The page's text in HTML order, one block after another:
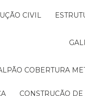
CIVIL
COBERTURA
CONSTRUÇÃO